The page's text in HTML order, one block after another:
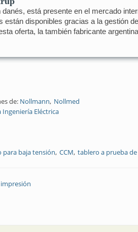
danés, está presente en el mercado
están disponibles gracias a la gestión
oferta, la también fabricante
de: Nollmann Nollmed
Ingeniería Eléctrica
para baja tensión CCM tablero a prueba